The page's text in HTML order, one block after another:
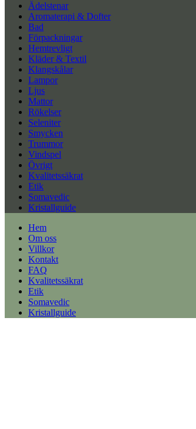
Ädelstenar
Aromaterapi & Dofter
Bad
Förpackningar
Hemtrevligt
Kläder & Textil
Klangskålar
Lampor
Ljus
Mattor
Rökelser
Seleniter
Smycken
Trummor
Vindspel
Övrigt
Kvalitetssäkrat
Etik
Somavedic
Kristallguide
Hem
Om oss
Villkor
Kontakt
FAQ
Kvalitetssäkrat
Etik
Somavedic
Kristallguide